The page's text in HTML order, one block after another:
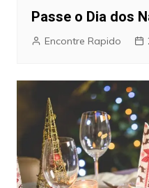
Passe o Dia dos
Encontre Rapido